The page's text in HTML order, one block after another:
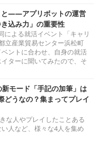
と――アプリボットの運営
込み力」の重要性
よる就活イベント「キャリ
立産業貿易センター浜松町
ントに合わせ、自身の就活
ターに聞いてみたので、そ
モード「手記の加筆」は
うなの？集まってプレイ
な人やプレイしたことある
人など、様々な4人を集め